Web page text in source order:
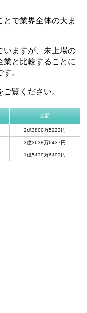
で業界全体の大ま
いますが、未上場の
業と比較することに
。
覧ください。
金額
2億3800万5223円
3億3638万6437円
1億5420万6402円